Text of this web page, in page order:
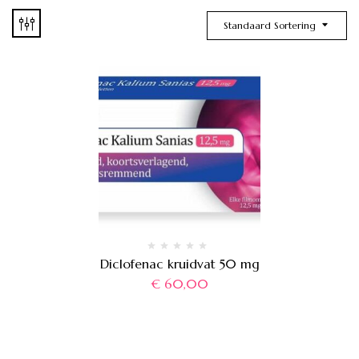
Standaard Sortering
Diclofenac kruidvat 50 mg
€60,00